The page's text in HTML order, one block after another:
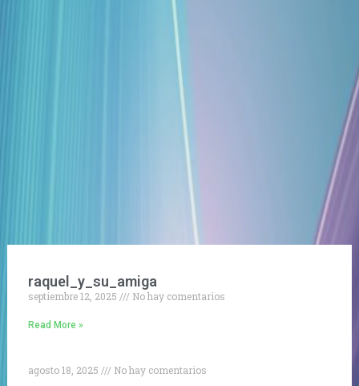
raquel_y_su_amiga
septiembre 12, 2025 No hay comentarios
Read More »
agosto 18, 2025 No hay comentarios